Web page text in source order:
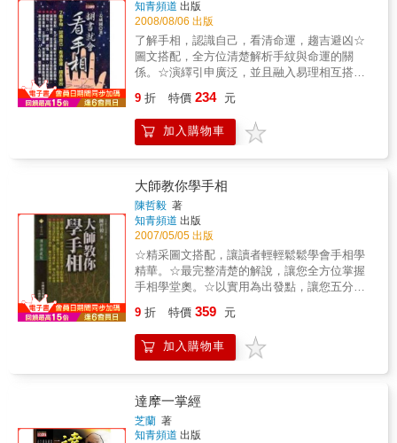
知青頻道 出版
2008/08/06 出版
了解手相，認識自己，看清命運，趨吉避凶☆
圖文搭配，全方位清楚解析手紋與命運的關
係。☆演繹引申廣泛，並且融入易理相互搭配
財富完整說明。☆循序漸進、立論正確、快速
準確、編排簡明清楚。☆無須命理專業能力，
人人可懂、簡單易學、快速上手。手相學的起
都可以瞭解到手相在古代印度是甚為流行。有
關手相學，世界最古的記載是在聖經，舊約第
三十七章第七節中，就有這麼一段記載：「每
個人生下來，神便在手掌上刻劃著各種紋線，
作為一種印記，叫所有的人知道他的所作所
為」。中國手的相學，亦具有悠久的歷史，遠
在周朝（約在三千多年前）即已盛行，而比較
完整的手相論著，是在西漢時代的許負，他所
著的相手篇，可算是中國當時最有系統的相
深受信賴。研究手相可以了解人的性格和品
德，明白自己的能力傾向，探知健康狀況及預
測未來的命運，進而趨吉避凶。
9 折 特價 234 元
加入購物車
大師教你學手相
陳哲毅 著
知青頻道 出版
2007/05/05 出版
☆精采圖文搭配，讓讀者輕輕鬆鬆學會手相學
精華。☆最完整清楚的解說，讓您全方位掌握
手相學堂奧。☆以實用為出發點，讓您五分鐘
擁有這本書就夠用一輩子。本書結合手相學精
華，做圖文搭配系統化的分析解說，是研究手
相者不可或缺的教材。
9 折 特價 359 元
加入購物車
達摩一掌經
芝蘭 著
知青頻道 出版